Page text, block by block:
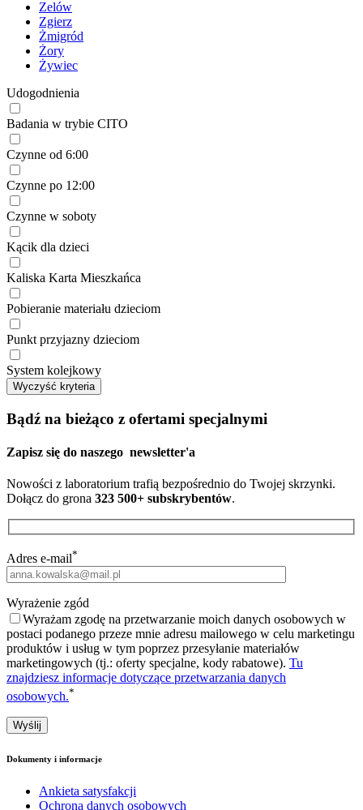
Zelów
Zgierz
Żmigród
Żory
Żywiec
Udogodnienia
Badania w trybie CITO
Czynne od 6:00
Czynne po 12:00
Czynne w soboty
Kącik dla dzieci
Kaliska Karta Mieszkańca
Pobieranie materiału dzieciom
Punkt przyjazny dzieciom
System kolejkowy
Wyczyść kryteria
Bądź na bieżąco z ofertami specjalnymi
Zapisz się do naszego newsletter'a
Nowości z laboratorium trafią bezpośrednio do Twojej skrzynki.
Dołącz do grona 323 500+ subskrybentów.
Adres e-mail*
Wyrażenie zgód
Wyrażam zgodę na przetwarzanie moich danych osobowych w
postaci podanego przeze mnie adresu mailowego w celu marketingu
produktów i usług w tym poprzez przesyłanie materiałów
marketingowych (tj.: oferty specjalne, kody rabatowe). Tu
znajdziesz informacje dotyczące przetwarzania danych
osobowych.*
Dokumenty i informacje
Ankieta satysfakcji
Ochrona danych osobowych